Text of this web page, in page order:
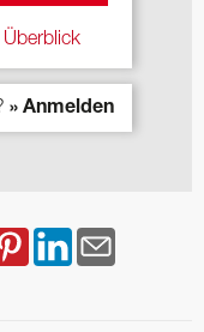
» Anmelden